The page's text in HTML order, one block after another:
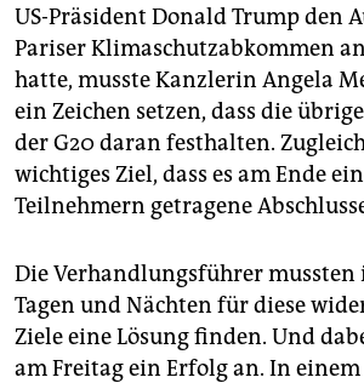
genossenschaft
epaper login
US-Präsident Donald Trump den
Pariser Klimaschutzabkommen
hatte, musste Kanzlerin Angela
ein Zeichen setzen, dass die
der G20 daran festhalten.
wichtiges Ziel, dass es am Ende
Teilnehmern getragene
Die Verhandlungsführer mussten
Tagen und Nächten für diese
Ziele eine Lösung finden. Und
am Freitag ein Erfolg an. In